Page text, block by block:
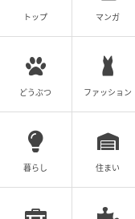
の記事
トップ マンガ
どうぶつ ファッション
暮らし 住まい